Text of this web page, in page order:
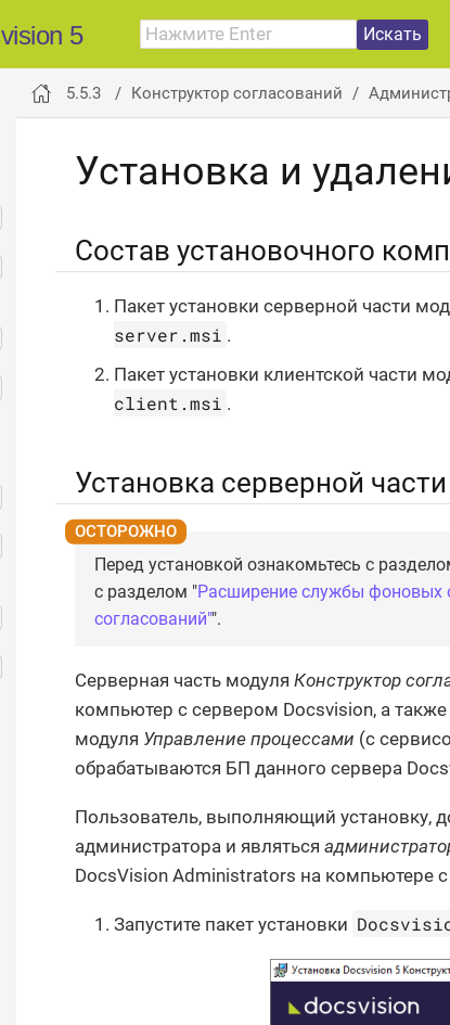
5 Искать
5.5.3 Конструктор согласований
Установка и
Состав установочного
Пакет установки серверной части
server.msi .
Пакет установки клиентской части
client.msi .
Установка серверной
Перед установкой ознакомьтесь с
с разделом "Расширение службы фоновых
согласований"".
Серверная часть модуля Конструктор
компьютер с сервером Docsvision, а
модуля Управление процессами (с
обрабатываются БП данного сервера
Пользователь, выполняющий установку,
администратора и являться
DocsVision Administrators на компьютере
Запустите пакет установки